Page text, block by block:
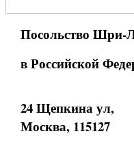
Посольство Шри-
в Российской
24 Щепкина ул,
Москва, 115127